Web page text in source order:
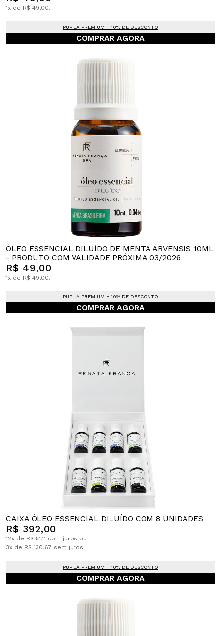
1x de R$ 49,00.
PUPILA PREMIUM + 10% DE DESCONTO
COMPRAR AGORA
ÓLEO ESSENCIAL DILUÍDO DE MENTA ARVENSIS 10ML
- PRODUTO COM VALIDADE PRÓXIMA 03/2026
R$ 49,00
1x de R$ 49,00.
PUPILA PREMIUM + 10% DE DESCONTO
COMPRAR AGORA
CAIXA ÓLEO ESSENCIAL DILUÍDO COM 8 UNIDADES
R$ 392,00
12x de R$ 51,11 com juros ou
3x de R$ 130,67 sem juros.
PUPILA PREMIUM + 10% DE DESCONTO
COMPRAR AGORA